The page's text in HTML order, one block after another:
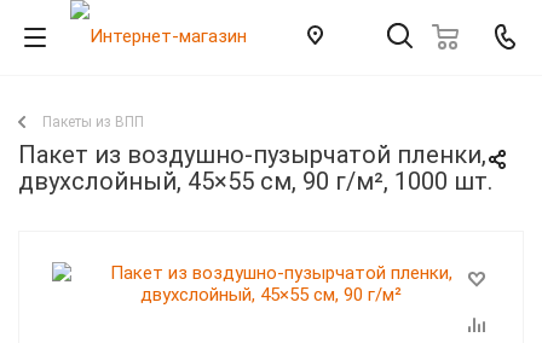
Пакеты из ВПП
Пакет из воздушно-пузырчатой пленки,
двухслойный, 45×55 см, 90 г/м², 1000 шт.